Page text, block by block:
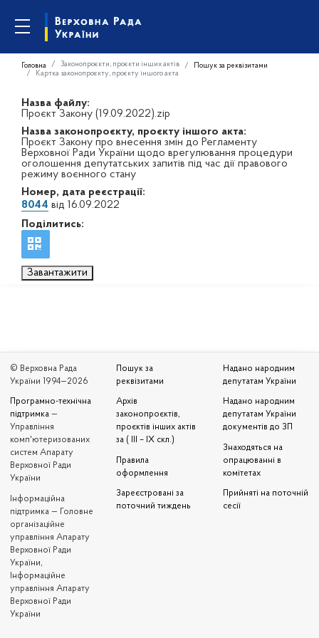
Головна Законопроєкти, проєкти інших актів
Пошук за реквізитами
Картка законопроєкту, проєкту іншого акта
Назва файлу:
Проєкт Закону (19.09.2022).zip
Назва законопроєкту, проєкту іншого акта:
Проєкт Закону про внесення змін до Регламенту
Верховної Ради України щодо врегулювання процедури
оголошення депутатських запитів під час дії правового
режиму воєнного стану
Номер, дата реєстрації:
8044 від 16.09.2022
Поділитись:
Завантажити
© Верховна Рада
України 1994—2026
Програмно-технічна
підтримка —
Управління
комп'ютеризованих
систем Апарату
Верховної Ради
України
Iнформаційна
підтримка — Головне
організаційне
управління Апарату
Верховної Ради
України,
Інформаційне
управління Апарату
Верховної Ради
України
Пошук за
реквізитами
Архів
законопроєктів,
проєктів інших актів
за ( III – IX скл.)
Правила
оформлення
Зареєстровані за
поточний тиждень
Надано народним
депутатам України
Надано народним
депутатам України
документів до ЗП
Знаходяться на
опрацюванні в
комітетах
Прийняті на поточній
сесії